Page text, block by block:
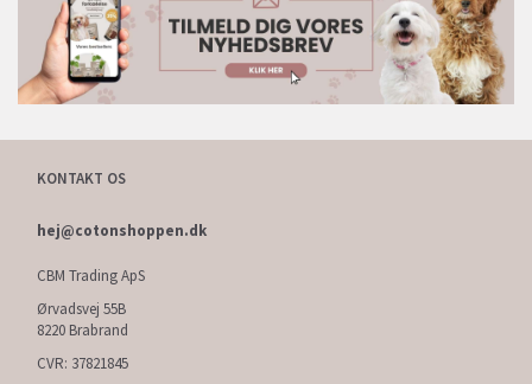
KONTAKT OS
hej@cotonshoppen.dk
CBM Trading ApS
Ørvadsvej 55B
8220 Brabrand
CVR: 37821845